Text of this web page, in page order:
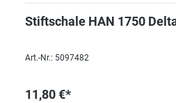
Stiftschale HAN 1750
Art.-Nr.: 5097482
11,80 €*